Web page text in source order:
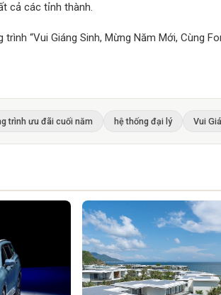
cả các tỉnh thành.
“Vui Giáng Sinh, Mừng Năm Mới, Cùng
trình ưu đãi cuối năm hệ thống đại lý Vui